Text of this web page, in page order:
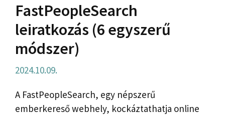
FastPeopleSearch
leiratkozás (6 egyszerű
módszer)
2024.10.09.
A FastPeopleSearch, egy népszerű
emberkereső webhely, kockáztathatja online